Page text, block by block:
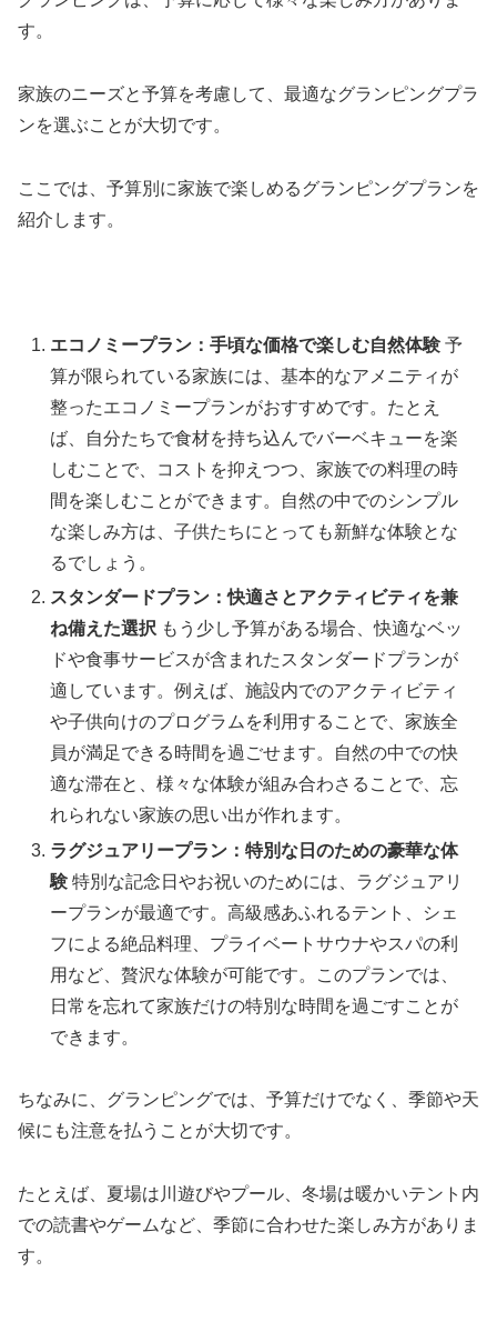
す。
家族のニーズと予算を考慮して、最適なグランピングプラ
ンを選ぶことが大切です。
ここでは、予算別に家族で楽しめるグランピングプランを
紹介します。
エコノミープラン：手頃な価格で楽しむ自然体験 予
算が限られている家族には、基本的なアメニティが
整ったエコノミープランがおすすめです。たとえ
ば、自分たちで食材を持ち込んでバーベキューを楽
しむことで、コストを抑えつつ、家族での料理の時
間を楽しむことができます。自然の中でのシンプル
な楽しみ方は、子供たちにとっても新鮮な体験とな
るでしょう。
スタンダードプラン：快適さとアクティビティを兼
ね備えた選択 もう少し予算がある場合、快適なベッ
ドや食事サービスが含まれたスタンダードプランが
適しています。例えば、施設内でのアクティビティ
や子供向けのプログラムを利用することで、家族全
員が満足できる時間を過ごせます。自然の中での快
適な滞在と、様々な体験が組み合わさることで、忘
れられない家族の思い出が作れます。
ラグジュアリープラン：特別な日のための豪華な体
験 特別な記念日やお祝いのためには、ラグジュアリ
ープランが最適です。高級感あふれるテント、シェ
フによる絶品料理、プライベートサウナやスパの利
用など、贅沢な体験が可能です。このプランでは、
日常を忘れて家族だけの特別な時間を過ごすことが
できます。
ちなみに、グランピングでは、予算だけでなく、季節や天
候にも注意を払うことが大切です。
たとえば、夏場は川遊びやプール、冬場は暖かいテント内
での読書やゲームなど、季節に合わせた楽しみ方がありま
す。